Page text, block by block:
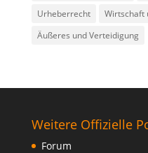
Urheberrecht
Wirtschaft
Äußeres und Verteidigung
Weitere Offizielle
Forum